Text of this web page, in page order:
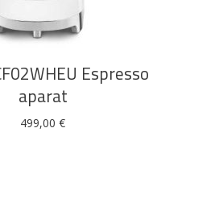
Espresso
aparat
499,00 €